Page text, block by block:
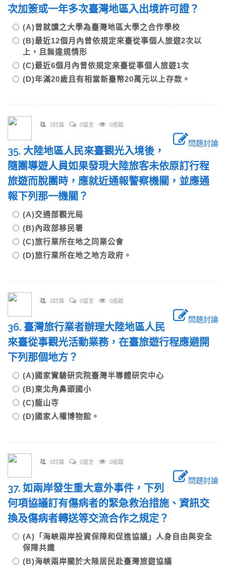
次加簽或一年多次臺灣地區入出境許可證？
(A)曾就讀之大學為臺灣地區大學之合作學校
(B)最近12個月內曾依規定來臺從事個人旅遊2次以
上，且無違規情形
(C)最近6個月內曾依規定來臺從事個人旅遊1次
(D)年滿20歲且有相當新臺幣20萬元以上存款。
0討論 0留言 0追蹤
問題討論
35. 大陸地區人民來臺觀光入境後，
隨團導遊人員如果發現大陸旅客未依原訂行程
旅遊而脫團時，應就近通報警察機關，並應通
報下列那一機關？
(A)交通部觀光局
(B)內政部移民署
(C)旅行業所在地之同業公會
(D)旅行業所在地之地方政府。
0討論 0留言 0追蹤
問題討論
36. 臺灣旅行業者辦理大陸地區人民
來臺從事觀光活動業務，在臺旅遊行程應避開
下列那個地方？
(A)國家實驗研究院臺灣半導體研究中心
(B)東北角鼻頭國小
(C)龍山寺
(D)國家人權博物館。
0討論 0留言 0追蹤
問題討論
37. 如兩岸發生重大意外事件，下列
何項協議訂有傷病者的緊急救治措施、資訊交
換及傷病者轉送等交流合作之規定？
(A)「海峽兩岸投資保障和促進協議」人身自由與安全
保障共識
(B)海峽兩岸關於大陸居民赴臺灣旅遊協議